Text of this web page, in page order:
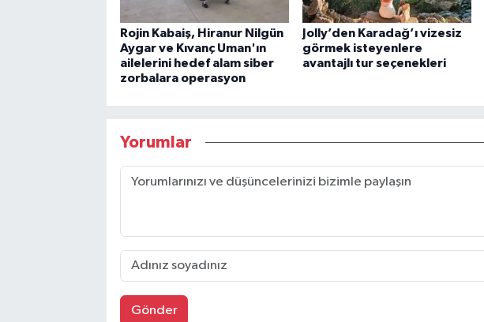
Rojin Kabaiş, Hiranur Nilgün
Aygar ve Kıvanç Uman'ın
ailelerini hedef alam siber
zorbalara operasyon
Jolly’den Karadağ’ı vizesiz
görmek isteyenlere
avantajlı tur seçenekleri
Yorumlar
Gönder